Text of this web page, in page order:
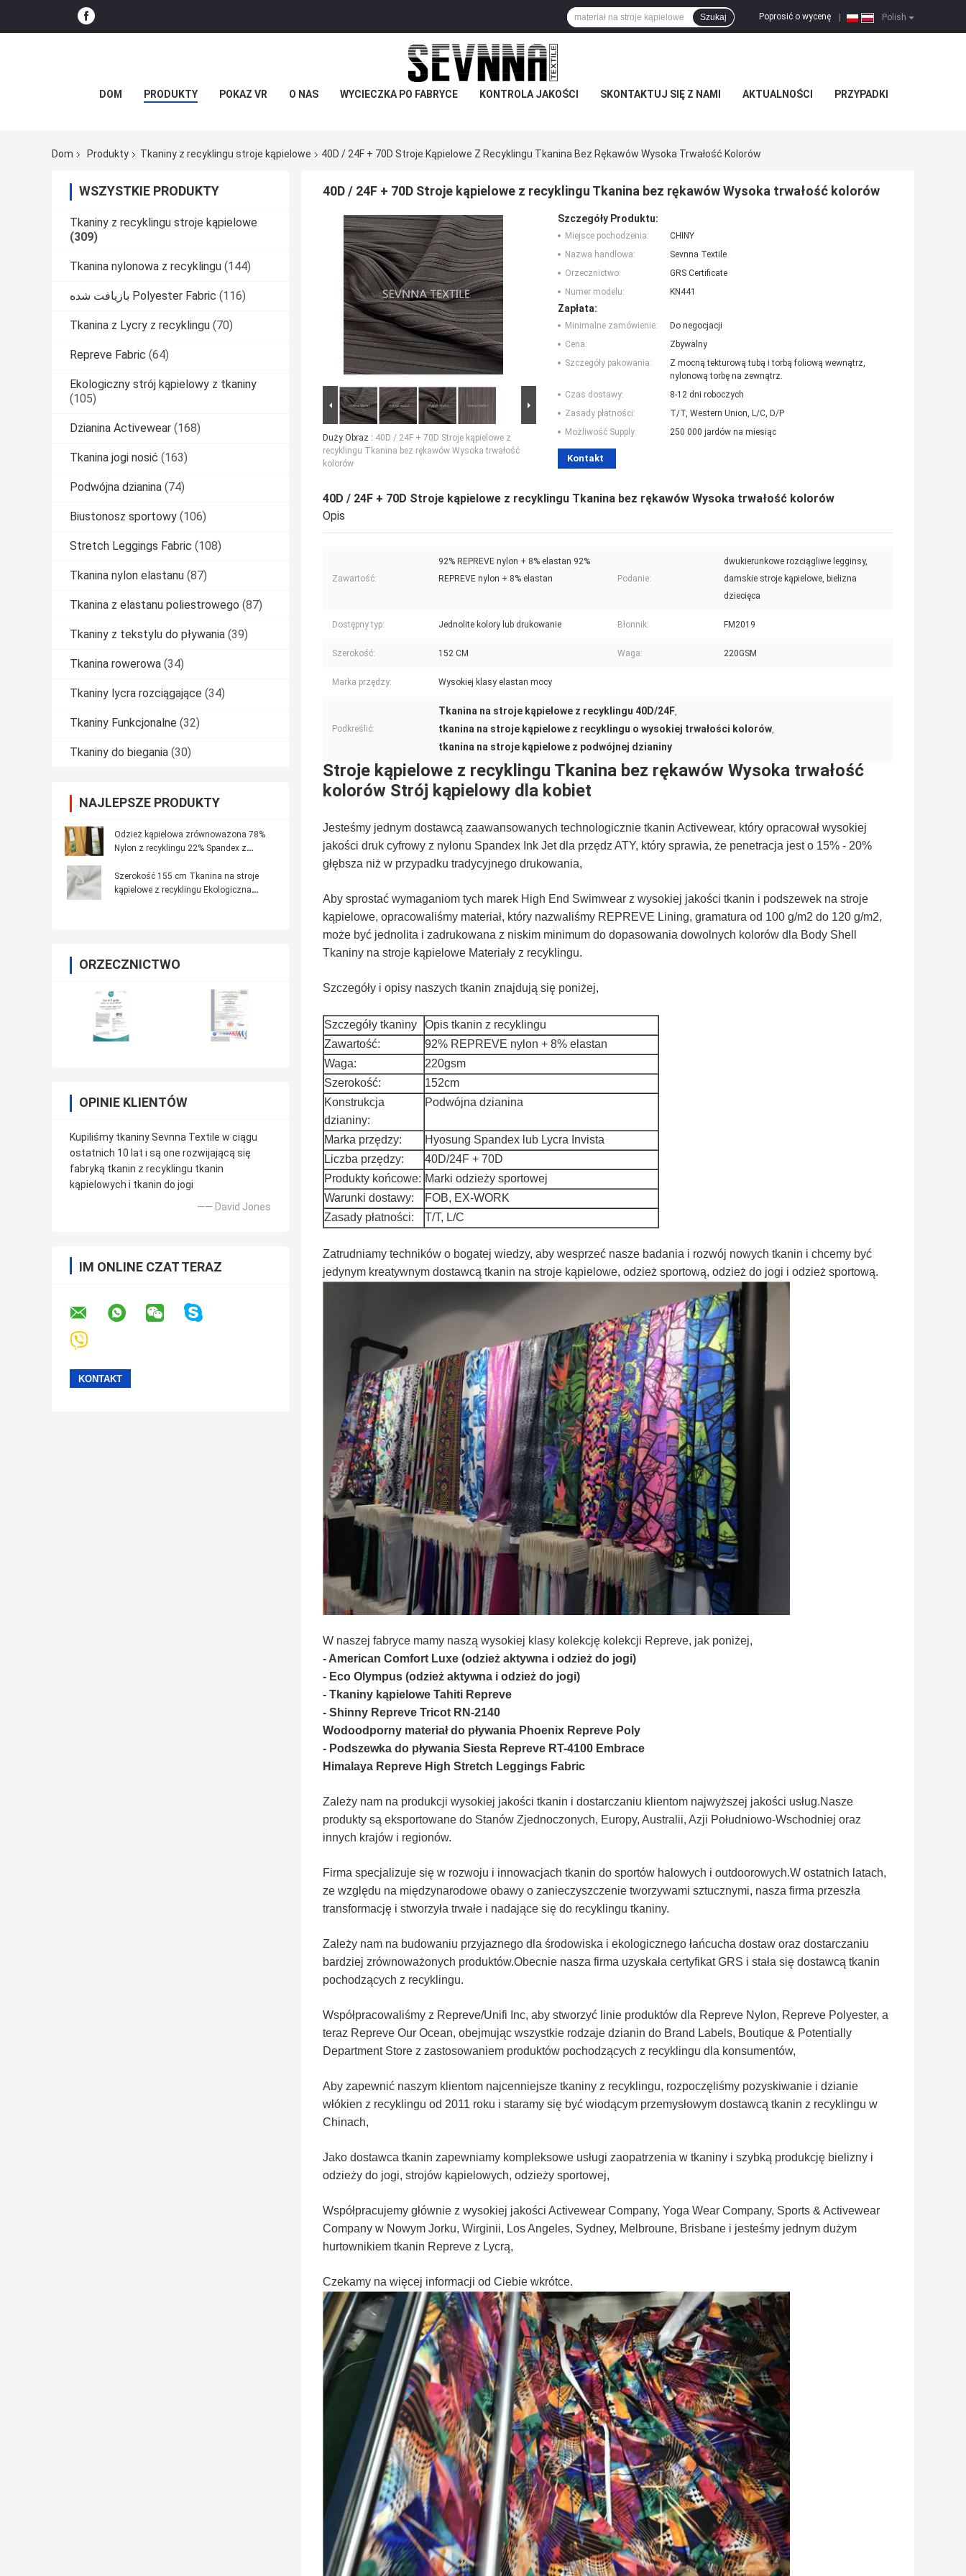
Polish
Poprosić o wycenę
Szukaj
DOM PRODUKTY POKAZ VR O NAS WYCIECZKA PO FABRYCE KONTROLA JAKOŚCI SKONTAKTUJ SIĘ Z NAMI AKTUALNOŚCI PRZYPADKI
Dom Produkty Tkaniny z recyklingu stroje kąpielowe 40D / 24F + 70D Stroje Kąpielowe Z Recyklingu Tkanina Bez Rękawów Wysoka Trwałość Kolorów
WSZYSTKIE PRODUKTY
Tkaniny z recyklingu stroje kąpielowe
(309)
Tkanina nylonowa z recyklingu (144)
بازیافت شده Polyester Fabric (116)
Tkanina z Lycry z recyklingu (70)
Repreve Fabric (64)
Ekologiczny strój kąpielowy z tkaniny
(105)
Dzianina Activewear (168)
Tkanina jogi nosić (163)
Podwójna dzianina (74)
Biustonosz sportowy (106)
Stretch Leggings Fabric (108)
Tkanina nylon elastanu (87)
Tkanina z elastanu poliestrowego (87)
Tkaniny z tekstylu do pływania (39)
Tkanina rowerowa (34)
Tkaniny lycra rozciągające (34)
Tkaniny Funkcjonalne (32)
Tkaniny do biegania (30)
NAJLEPSZE PRODUKTY
Odzież kąpielowa zrównoważona 78%
Nylon z recyklingu 22% Spandex z
Szerokość 155 cm Tkanina na stroje
kąpielowe z recyklingu Ekologiczna
ORZECZNICTWO
OPINIE KLIENTÓW
Kupiliśmy tkaniny Sevnna Textile w ciągu
ostatnich 10 lat i są one rozwijającą się
fabryką tkanin z recyklingu tkanin
kąpielowych i tkanin do jogi
—— David Jones
IM ONLINE CZAT TERAZ
40D / 24F + 70D Stroje kąpielowe z recyklingu Tkanina bez rękawów Wysoka trwałość kolorów
Duży Obraz : 40D / 24F + 70D Stroje kąpielowe z
recyklingu Tkanina bez rękawów Wysoka trwałość
kolorów
Szczegóły Produktu:
Miejsce pochodzenia:
CHINY
Nazwa handlowa:
Sevnna Textile
Orzecznictwo:
GRS Certificate
Numer modelu:
KN441
Zapłata:
Minimalne zamówienie:
Do negocjacji
Cena:
Zbywalny
Szczegóły pakowania:
Z mocną tekturową tubą i torbą foliową wewnątrz,
nylonową torbę na zewnątrz.
Czas dostawy:
8-12 dni roboczych
Zasady płatności:
T/T, Western Union, L/C, D/P
Możliwość Supply:
250 000 jardów na miesiąc
Kontakt
40D / 24F + 70D Stroje kąpielowe z recyklingu Tkanina bez rękawów Wysoka trwałość kolorów
Opis
Zawartość:
92% REPREVE nylon + 8% elastan 92%
REPREVE nylon + 8% elastan
Podanie:
dwukierunkowe rozciągliwe legginsy,
damskie stroje kąpielowe, bielizna
dziecięca
Dostępny typ: Jednolite kolory lub drukowanie Błonnik: FM2019
Szerokość: 152 CM Waga: 220GSM
Marka przędzy: Wysokiej klasy elastan mocy
Podkreślić:
Tkanina na stroje kąpielowe z recyklingu 40D/24F,
tkanina na stroje kąpielowe z recyklingu o wysokiej trwałości kolorów,
tkanina na stroje kąpielowe z podwójnej dzianiny
Stroje kąpielowe z recyklingu Tkanina bez rękawów Wysoka trwałość
kolorów Strój kąpielowy dla kobiet
Jesteśmy jednym dostawcą zaawansowanych technologicznie tkanin Activewear, który opracował wysokiej
jakości druk cyfrowy z nylonu Spandex Ink Jet dla przędz ATY, który sprawia, że ​​penetracja jest o 15% - 20%
głębsza niż w przypadku tradycyjnego drukowania,
Aby sprostać wymaganiom tych marek High End Swimwear z wysokiej jakości tkanin i podszewek na stroje
kąpielowe, opracowaliśmy materiał, który nazwaliśmy REPREVE Lining, gramatura od 100 g/m2 do 120 g/m2,
może być jednolita i zadrukowana z niskim minimum do dopasowania dowolnych kolorów dla Body Shell
Tkaniny na stroje kąpielowe Materiały z recyklingu.
Szczegóły i opisy naszych tkanin znajdują się poniżej,
Szczegóły tkaniny
Opis tkanin z recyklingu
Zawartość:
92% REPREVE nylon + 8% elastan
Waga:
220gsm
Szerokość:
152cm
Konstrukcja
dzianiny:
Podwójna dzianina
Marka przędzy:
Hyosung Spandex lub Lycra Invista
Liczba przędzy:
40D/24F + 70D
Produkty końcowe: Marki odzieży sportowej
Warunki dostawy:
FOB, EX-WORK
Zasady płatności:
T/T, L/C
Zatrudniamy techników o bogatej wiedzy, aby wesprzeć nasze badania i rozwój nowych tkanin i chcemy być
jedynym kreatywnym dostawcą tkanin na stroje kąpielowe, odzież sportową, odzież do jogi i odzież sportową.
W naszej fabryce mamy naszą wysokiej klasy kolekcję kolekcji Repreve, jak poniżej,
- American Comfort Luxe (odzież aktywna i odzież do jogi)
- Eco Olympus (odzież aktywna i odzież do jogi)
- Tkaniny kąpielowe Tahiti Repreve
- Shinny Repreve Tricot RN-2140
Wodoodporny materiał do pływania Phoenix Repreve Poly
- Podszewka do pływania Siesta Repreve RT-4100 Embrace
Himalaya Repreve High Stretch Leggings Fabric
Zależy nam na produkcji wysokiej jakości tkanin i dostarczaniu klientom najwyższej jakości usług.Nasze
produkty są eksportowane do Stanów Zjednoczonych, Europy, Australii, Azji Południowo-Wschodniej oraz
innych krajów i regionów.
Firma specjalizuje się w rozwoju i innowacjach tkanin do sportów halowych i outdoorowych.W ostatnich latach,
ze względu na międzynarodowe obawy o zanieczyszczenie tworzywami sztucznymi, nasza firma przeszła
transformację i stworzyła trwałe i nadające się do recyklingu tkaniny.
Zależy nam na budowaniu przyjaznego dla środowiska i ekologicznego łańcucha dostaw oraz dostarczaniu
bardziej zrównoważonych produktów.Obecnie nasza firma uzyskała certyfikat GRS i stała się dostawcą tkanin
pochodzących z recyklingu.
Współpracowaliśmy z Repreve/Unifi Inc, aby stworzyć linie produktów dla Repreve Nylon, Repreve Polyester, a
teraz Repreve Our Ocean, obejmując wszystkie rodzaje dzianin do Brand Labels, Boutique & Potentially
Department Store z zastosowaniem produktów pochodzących z recyklingu dla konsumentów,
Aby zapewnić naszym klientom najcenniejsze tkaniny z recyklingu, rozpoczęliśmy pozyskiwanie i dzianie
włókien z recyklingu od 2011 roku i staramy się być wiodącym przemysłowym dostawcą tkanin z recyklingu w
Chinach,
Jako dostawca tkanin zapewniamy kompleksowe usługi zaopatrzenia w tkaniny i szybką produkcję bielizny i
odzieży do jogi, strojów kąpielowych, odzieży sportowej,
Współpracujemy głównie z wysokiej jakości Activewear Company, Yoga Wear Company, Sports & Activewear
Company w Nowym Jorku, Wirginii, Los Angeles, Sydney, Melbroune, Brisbane i jesteśmy jednym dużym
hurtownikiem tkanin Repreve z Lycrą,
Czekamy na więcej informacji od Ciebie wkrótce.